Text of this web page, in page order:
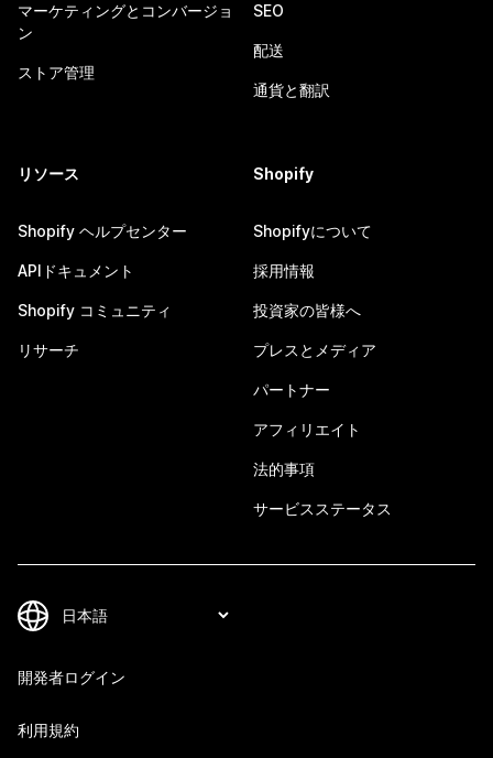
マーケティングとコンバージョ
ン
ストア管理
SEO
配送
通貨と翻訳
リソース
Shopify ヘルプセンター
APIドキュメント
Shopify コミュニティ
リサーチ
Shopify
Shopifyについて
採用情報
投資家の皆様へ
プレスとメディア
パートナー
アフィリエイト
法的事項
サービスステータス
開発者ログイン
利用規約